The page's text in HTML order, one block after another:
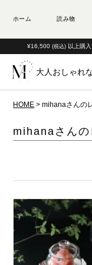
¥16,500 (税込) 以上購
大人おしゃれ
HOME mihanaさんの
mihanaさんの